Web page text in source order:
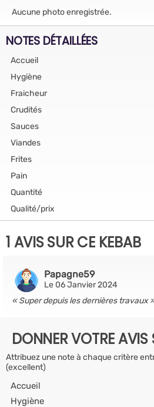
Aucune photo enregistrée.
NOTES DÉTAILLÉES
Accueil
Hygiène
Fraicheur
Crudités
Sauces
Viandes
Frites
Pain
Quantité
Qualité/prix
1 AVIS SUR CE KEBAB
Papagne59
Le 06 Janvier 2024
Super depuis les dernières travaux
DONNER VOTRE AVIS
Attribuez une note à chaque critère
(excellent)
Accueil
Hygiène